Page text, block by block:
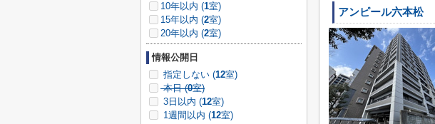
アンピール六本松
10年以内 (1室)
15年以内 (2室)
20年以内 (2室)
情報公開日
指定しない (12室)
本日 (0室)
3日以内 (12室)
1週間以内 (12室)